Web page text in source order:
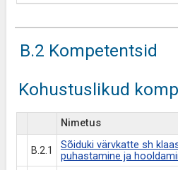
B.2 Kompetentsid
Kohustuslikud
Nimetus
B.2.1
Sõiduki värvkatte sh
puhastamine ja